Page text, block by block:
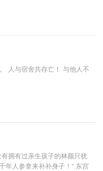
人与宿舍共存亡！ 与他人不
拥有过亲生孩子的林颜只犹
年人参拿来补补身子！” 东宫